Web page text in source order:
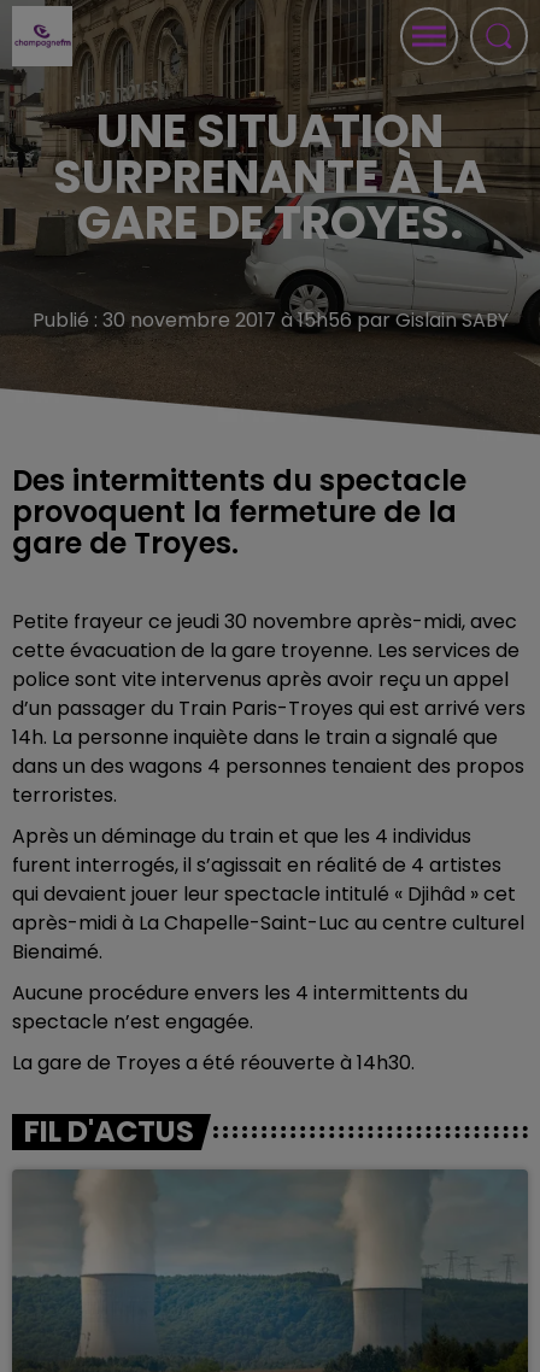
UNE SITUATION
SURPRENANTE À LA
GARE DE TROYES.
Publié : 30 novembre 2017 à 15h56 par Gislain SABY
Des intermittents du spectacle
provoquent la fermeture de la
gare de Troyes.
Petite frayeur ce jeudi 30 novembre après-midi, avec
cette évacuation de la gare troyenne. Les services de
police sont vite intervenus après avoir reçu un appel
d’un passager du Train Paris-Troyes qui est arrivé vers
14h. La personne inquiète dans le train a signalé que
dans un des wagons 4 personnes tenaient des propos
terroristes.
Après un déminage du train et que les 4 individus
furent interrogés, il s’agissait en réalité de 4 artistes
qui devaient jouer leur spectacle intitulé « Djihâd » cet
après-midi à La Chapelle-Saint-Luc au centre culturel
Bienaimé.
Aucune procédure envers les 4 intermittents du
spectacle n’est engagée.
La gare de Troyes a été réouverte à 14h30.
FIL D'ACTUS